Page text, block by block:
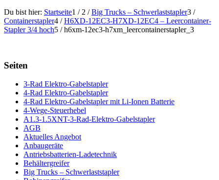
Du bist hier: Startseite1 / 2 / Big Trucks – Schwerlaststapler3 /
Containerstapler4 / H6XD-12EC3-H7XD-12EC4 – Leercontainer-
Stapler 3/4 hoch5 / h6xm-12ec3-h7xm_leercontainerstapler_3
Seiten
3-Rad Elektro-Gabelstapler
4-Rad Elektro-Gabelstapler
4-Rad Elektro-Gabelstapler mit Li-Ionen Batterie
4-Wege-Steuerhebel
A1.3-1.5XNT-3-Rad-Elektro-Gabelstapler
AGB
Aktuelles Angebot
Anbaugeräte
Antriebsbatterien-Ladetechnik
Behältergreifer
Big Trucks – Schwerlaststapler